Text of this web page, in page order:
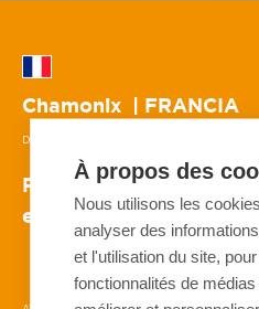
Chamonix | FRANCIA
DAISYBELL - GAZEX - O'BELLX
Protección de una de
esquí a los pies del
À propos des
Nous utilisons les
analyser des
et l'utilisation du site,
fonctionnalités de